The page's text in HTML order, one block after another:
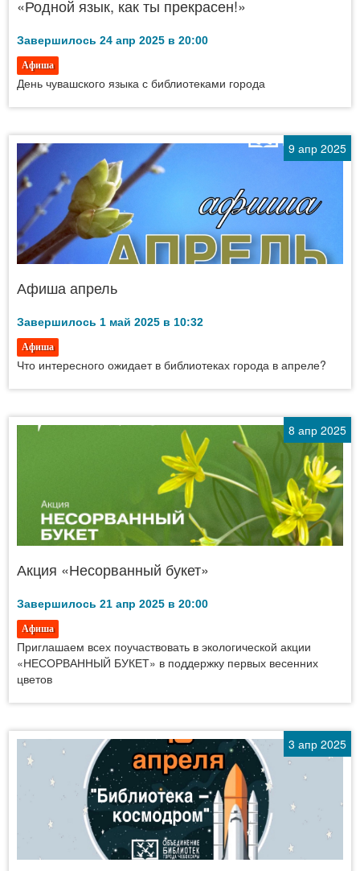
«Родной язык, как ты прекрасен!»
Завершилось 24 апр 2025 в 20:00
Афиша
День чувашского языка с библиотеками города
9 апр 2025
Афиша апрель
Завершилось 1 май 2025 в 10:32
Афиша
Что интересного ожидает в библиотеках города в апреле?
8 апр 2025
Акция «Несорванный букет»
Завершилось 21 апр 2025 в 20:00
Афиша
Приглашаем всех поучаствовать в экологической акции
«НЕСОРВАННЫЙ БУКЕТ» в поддержку первых весенних
цветов
3 апр 2025